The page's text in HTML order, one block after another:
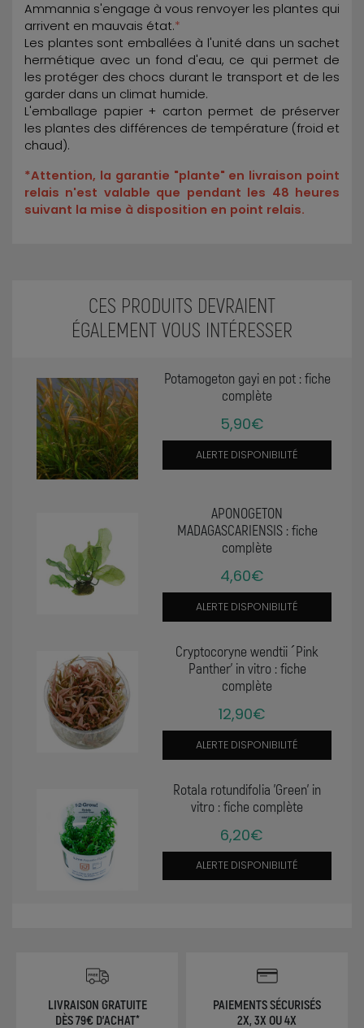
Ammannia s'engage à vous renvoyer les plantes qui
arrivent en mauvais état.*
Les plantes sont emballées à l'unité dans un sachet
hermétique avec un fond d'eau, ce qui permet de
les protéger des chocs durant le transport et de les
garder dans un climat humide.
L'emballage papier + carton permet de préserver
les plantes des différences de température (froid et
chaud).
*Attention, la garantie "plante" en livraison point
relais n'est valable que pendant les 48 heures
suivant la mise à disposition en point relais.
CES PRODUITS DEVRAIENT
ÉGALEMENT VOUS INTÉRESSER
Potamogeton gayi en pot : fiche
complète
5,90€
ALERTE DISPONIBILITÉ
APONOGETON
MADAGASCARIENSIS : fiche
complète
4,60€
ALERTE DISPONIBILITÉ
Cryptocoryne wendtii ´Pink
Panther' in vitro : fiche
complète
12,90€
ALERTE DISPONIBILITÉ
Rotala rotundifolia 'Green' in
vitro : fiche complète
6,20€
ALERTE DISPONIBILITÉ
LIVRAISON GRATUITE
DÈS 79€ D'ACHAT*
PAIEMENTS SÉCURISÉS
2X, 3X OU 4X